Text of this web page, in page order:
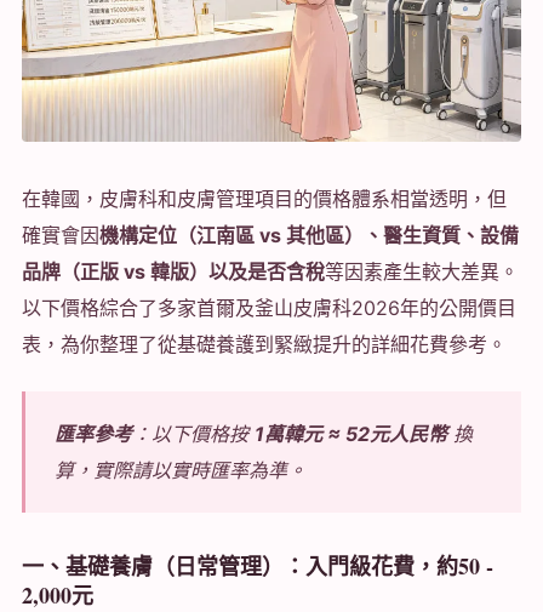
在韓國，皮膚科和皮膚管理項目的價格體系相當透明，但
確實會因機構定位（江南區 vs 其他區）、醫生資質、設備
品牌（正版 vs 韓版）以及是否含稅等因素產生較大差異。
以下價格綜合了多家首爾及釜山皮膚科2026年的公開價目
表，為你整理了從基礎養護到緊緻提升的詳細花費參考。
匯率參考：以下價格按 1萬韓元 ≈ 52元人民幣換
算，實際請以實時匯率為準。
一、基礎養膚（日常管理）：入門級花費，約50 -
2,000元